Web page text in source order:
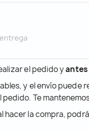
el pedido yantes
y el envío puede
Te
hacer la compra,